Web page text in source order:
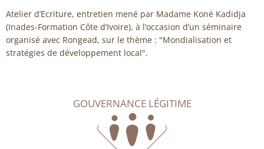
Atelier d’Ecriture, entretien mené par Madame Koné Kadidja
(Inades-Formation Côte d’Ivoire), à l’occasion d’un séminaire
organisé avec Rongead, sur le thème : "Mondialisation et
stratégies de développement local".
GOUVERNANCE LÉGITIME